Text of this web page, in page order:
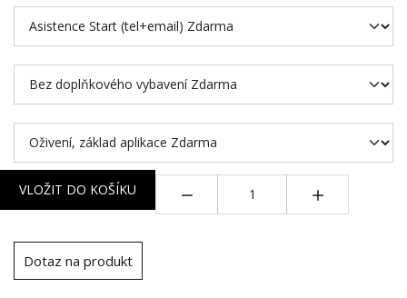
VLOŽIT DO KOŠÍKU
Dotaz na produkt